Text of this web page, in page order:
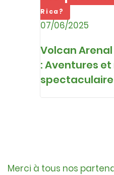
Rica?
07/06/2025
Volcan
: Aventures
spectaculaire
Merci à tous nos